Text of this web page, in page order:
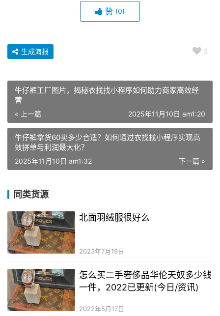
赞 (0)
0
生成海报
牛仔裤工厂图片，揭秘衣找找小程序如何助力商家高效经
营
« 上一篇 2025年11月10日 am1:20
牛仔裤拿货60卖多少合适？如何通过衣找找小程序实现高
效拼单与利润最大化？
下一篇 »
2025年11月10日 am1:32
同类货源
北面羽绒服很好么
2023年7月19日
怎么买二手奢侈品华伦天奴多少钱
一件，2022已更新(今日/资讯)
2022年5月17日